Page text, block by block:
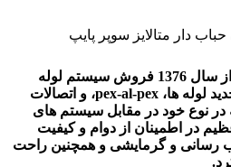
حباب دار متالایز سوپر پایپ
این شرکت با 26 سال سابقه از سال 1376 فروش سیستم لوله
کشی تولیدی خود را با نسل جديد لوله ها، pex-al-pex، و اتصالات
در نوع خود در مقابل سیستم های
در اطمينان از دوام و كيفيت
رسانی و گرمایشی و همچنين راحت